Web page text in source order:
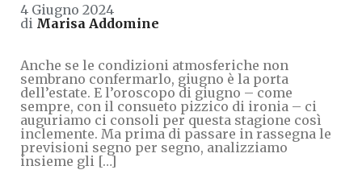
4 Giugno 2024
di Marisa Addomine
Anche se le condizioni atmosferiche non
sembrano confermarlo, giugno è la porta
dell’estate. E l’oroscopo di giugno – come
sempre, con il consueto pizzico di ironia – ci
auguriamo ci consoli per questa stagione così
inclemente. Ma prima di passare in rassegna le
previsioni segno per segno, analizziamo
insieme gli […]